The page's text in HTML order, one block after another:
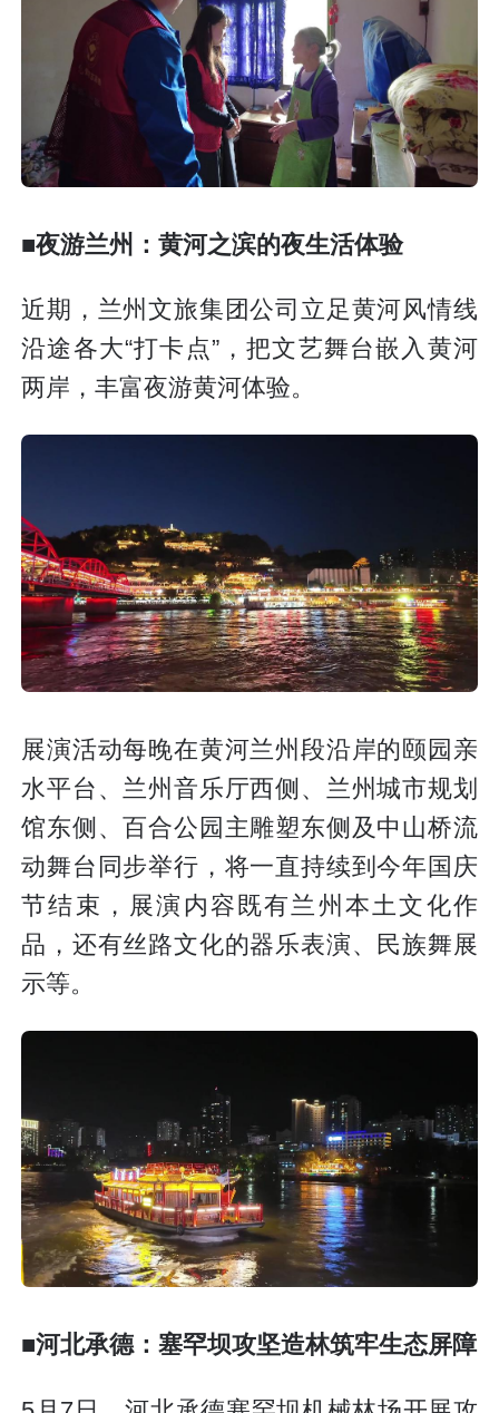
■夜游兰州：黄河之滨的夜生活体验
近期，兰州文旅集团公司立足黄河风情线
沿途各大“打卡点”，把文艺舞台嵌入黄河
两岸，丰富夜游黄河体验。
展演活动每晚在黄河兰州段沿岸的颐园亲
水平台、兰州音乐厅西侧、兰州城市规划
馆东侧、百合公园主雕塑东侧及中山桥流
动舞台同步举行，将一直持续到今年国庆
节结束，展演内容既有兰州本土文化作
品，还有丝路文化的器乐表演、民族舞展
示等。
■河北承德：塞罕坝攻坚造林筑牢生态屏障